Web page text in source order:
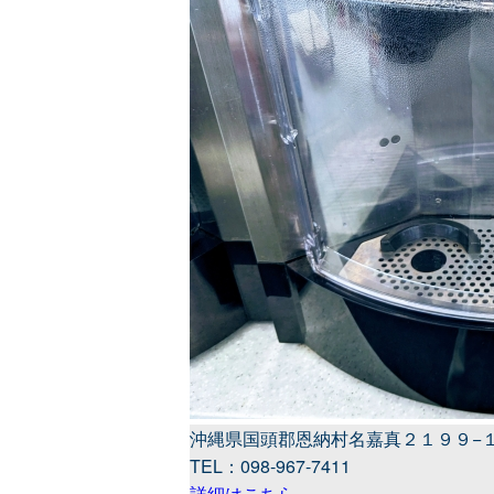
沖縄県国頭郡恩納村名嘉真２１９９−
TEL：098-967-7411